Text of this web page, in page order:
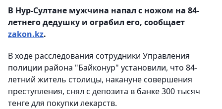
В Нур-Султане мужчина напал с ножом на 84-
летнего дедушку и ограбил его, сообщает
zakon.kz.
В ходе расследования сотрудники Управления
полиции района "Байконур" установили, что 84-
летний житель столицы, накануне совершения
преступления, снял с депозита в банке 300 тысяч
тенге для покупки лекарств.